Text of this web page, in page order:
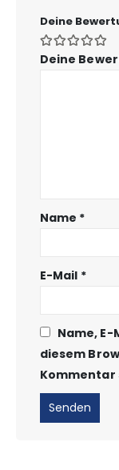
Deine
Deine
Name *
E-Mail *
Name,
diesem
Kommentar